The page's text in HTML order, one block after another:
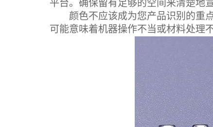
平台。确保留有足够的空间来清楚地
颜色不应该成为您产品识别的重点
可能意味着机器操作不当或材料处理不